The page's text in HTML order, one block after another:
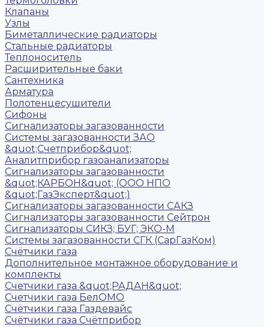
Клапаны
Узлы
Биметаллические радиаторы
Стальные радиаторы
Теплоноситель
Расширительные баки
Сантехника
Арматура
Полотенцесушители
Сифоны
Сигнализаторы загазованности
Системы загазованности ЗАО
&quot;Счетприбор&quot;
Аналитприбор газоанализаторы
Сигнализаторы загазованности
&quot;КАРБОН&quot; (ООО НПО
&quot;ГазЭксперт&quot;)
Сигнализаторы загазованности САКЗ
Сигнализаторы загазованности Сейтрон
Сигнализаторы СИКЗ; БУГ; ЭКО-М
Системы загазованности СГК (СарГазКом)
Счётчики газа
Дополнительное монтажное оборудование и
комплекты
Счетчики газа &quot;РАДАН&quot;
Счетчики газа БелОМО
Счётчики газа Газдевайс
Счётчики газа Счётприбор